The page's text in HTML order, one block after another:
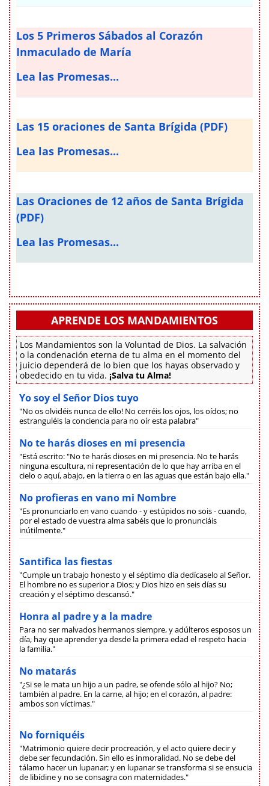
Los 5 Primeros Sábados al Corazón
Inmaculado de María
Lea las Promesas...
Las 15 oraciones de Santa Brígida (PDF)
Lea las Promesas...
Las Oraciones de 12 años de Santa Brígida
(PDF)
Lea las Promesas...
APRENDE LOS MANDAMIENTOS
Los Mandamientos son la Voluntad de Dios. La salvación
o la condenación eterna de tu alma en el momento del
juicio dependerá de lo bien que los hayas observado y
obedecido en tu vida. ¡Salva tu Alma!
Yo soy el Señor Dios tuyo
"No os olvidéis nunca de ello! No cerréis los ojos, los oídos; no
estranguléis la conciencia para no oír esta palabra"
No te harás dioses en mi presencia
"Está escrito: "No te harás dioses en mi presencia. No te harás
ninguna escultura, ni representación de lo que hay arriba en el
cielo o aquí, abajo, en la tierra o en las aguas que están bajo ella."
No profieras en vano mi Nombre
"Es pronunciarlo en vano cuando - y estúpidos no sois - cuando,
por el estado de vuestra alma sabéis que lo pronunciáis
inútilmente."
Santifica las fiestas
"Cumple un trabajo honesto y el séptimo día dedícaselo al Señor.
El hombre no es superior a Dios; y Dios hizo en seis días su
creación y el séptimo descansó."
Honra al padre y a la madre
Para no ser malvados hermanos siempre, y adúlteros esposos un
día, hay que aprender ya desde la primera edad el respeto hacia
la familia."
No matarás
"¿Si se le mata un hijo a un padre, se ofende sólo al hijo? No;
también al padre. En la carne, al hijo; en el corazón, al padre:
ambos son víctimas."
No forniquéis
"Matrimonio quiere decir procreación, y el acto quiere decir y
debe ser fecundación. Sin ello es inmoralidad. No se debe del
tálamo hacer un lupanar; y en lupanar se transforma si se ensucia
de libídine y no se consagra con maternidades."